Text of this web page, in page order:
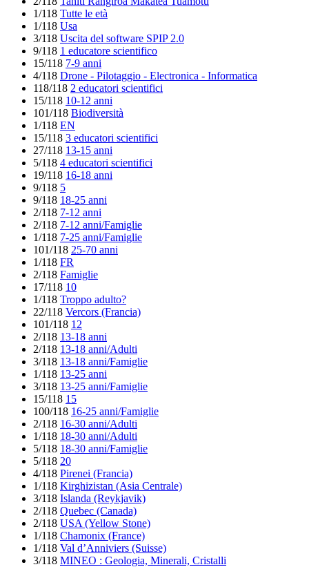
1/118 Tutte le età
1/118 Usa
3/118 Uscita del software SPIP 2.0
9/118 1 educatore scientifico
15/118 7-9 anni
4/118 Drone - Pilotaggio - Electronica - Informatica
118/118 2 educatori scientifici
15/118 10-12 anni
101/118 Biodiversità
1/118 EN
15/118 3 educatori scientifici
27/118 13-15 anni
5/118 4 educatori scientifici
19/118 16-18 anni
9/118 5
9/118 18-25 anni
2/118 7-12 anni
2/118 7-12 anni/Famiglie
1/118 7-25 anni/Famiglie
101/118 25-70 anni
1/118 FR
2/118 Famiglie
17/118 10
1/118 Troppo adulto?
22/118 Vercors (Francia)
101/118 12
2/118 13-18 anni
2/118 13-18 anni/Adulti
3/118 13-18 anni/Famiglie
1/118 13-25 anni
3/118 13-25 anni/Famiglie
15/118 15
100/118 16-25 anni/Famiglie
2/118 16-30 anni/Adulti
1/118 18-30 anni/Adulti
5/118 18-30 anni/Famiglie
5/118 20
4/118 Pirenei (Francia)
1/118 Kirghizistan (Asia Centrale)
3/118 Islanda (Reykjavik)
2/118 Quebec (Canada)
2/118 USA (Yellow Stone)
1/118 Chamonix (France)
1/118 Val d’Anniviers (Suisse)
3/118 MINEO : Geologia, Minerali, Cristalli